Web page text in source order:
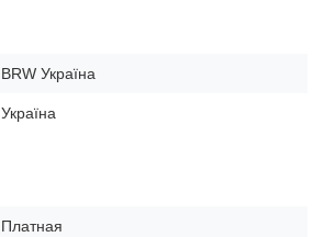
BRW Україна
Україна
Платная